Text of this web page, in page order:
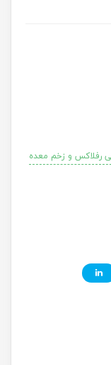
رفلاکس و زخم معده